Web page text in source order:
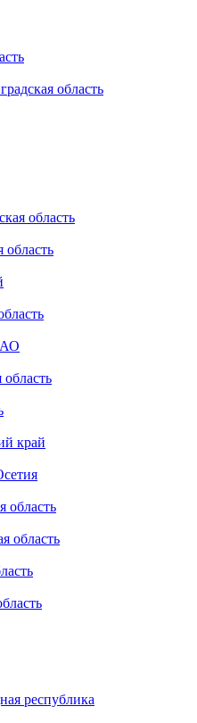
область
область
область
АО
край
область
область
республика